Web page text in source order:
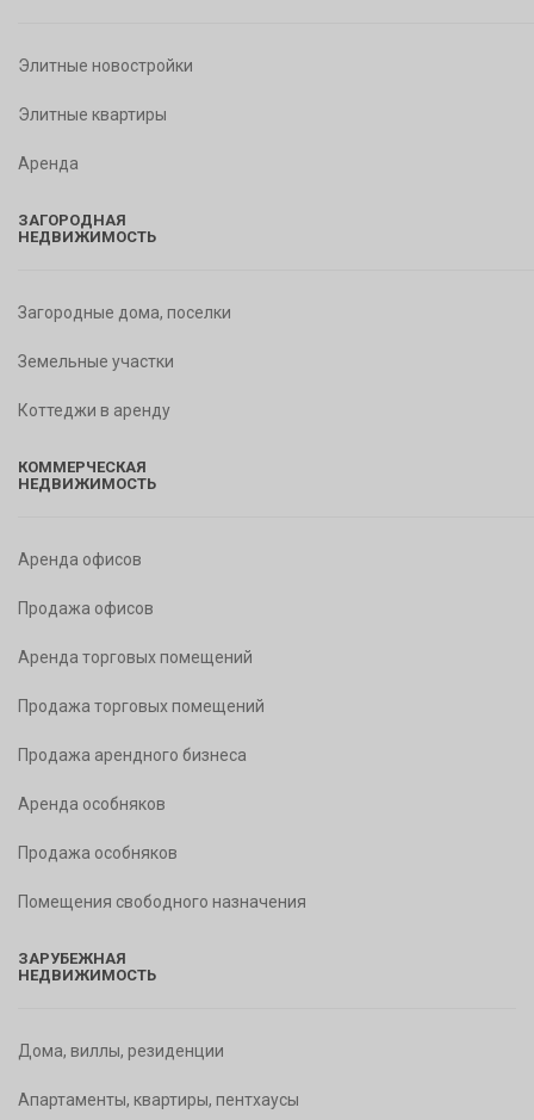
Элитные новостройки
Элитные квартиры
Аренда
ЗАГОРОДНАЯ
НЕДВИЖИМОСТЬ
Загородные дома, поселки
Земельные участки
Коттеджи в аренду
КОММЕРЧЕСКАЯ
НЕДВИЖИМОСТЬ
Аренда офисов
Продажа офисов
Аренда торговых помещений
Продажа торговых помещений
Продажа арендного бизнеса
Аренда особняков
Продажа особняков
Помещения свободного назначения
ЗАРУБЕЖНАЯ
НЕДВИЖИМОСТЬ
Дома, виллы, резиденции
Апартаменты, квартиры, пентхаусы